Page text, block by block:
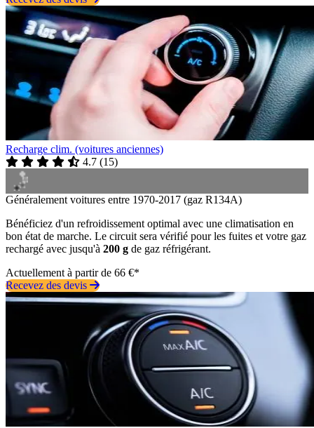
Recharge clim. (voitures anciennes)
4.7 (15)
Généralement voitures entre 1970-2017 (gaz R134A)
Bénéficiez d'un refroidissement optimal avec une climatisation en
bon état de marche. Le circuit sera vérifié pour les fuites et votre gaz
rechargé avec jusqu'à 200 g de gaz réfrigérant.
Actuellement à partir de 66 €*
Recevez des devis